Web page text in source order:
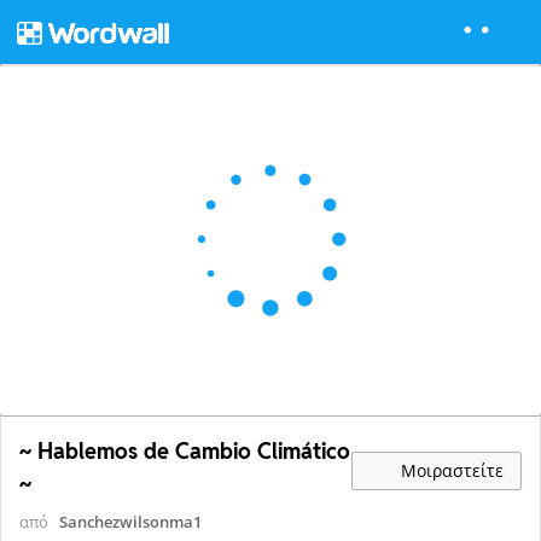
~ Hablemos de Cambio Climático
~
Μοιραστείτε
από Sanchezwilsonma1